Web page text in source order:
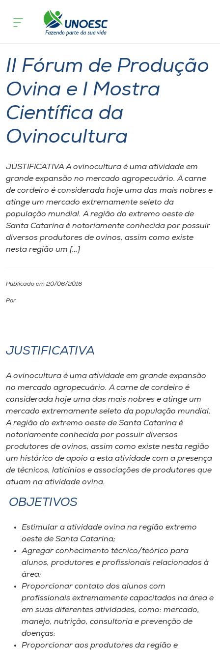
Cursos
Pesquisa
Atendimento ao Estudante
Portal de Ensino
A
Unoesc
Internacionalização
I.nova
Cultura
Editora
Rádio
Museu
Unoesc
o idioma
A+
acontece
São Miguel do Oeste
II Fórum de Produção
Ovina e I Mostra
Científica da
Ovinocultura
JUSTIFICATIVA A ovinocultura é uma atividade em
grande expansão no mercado agropecuário. A carne
de cordeiro é considerada hoje uma das mais nobres e
atinge um mercado extremamente seleto da
população mundial. A região do extremo oeste de
Santa Catarina é notoriamente conhecida por possuir
diversos produtores de ovinos, assim como existe
nesta região um […]
Publicado em 20/06/2016
Por
JUSTIFICATIVA
A ovinocultura é uma atividade em grande expansão
no mercado agropecuário. A carne de cordeiro é
considerada hoje uma das mais nobres e atinge um
mercado extremamente seleto da população mundial.
A região do extremo oeste de Santa Catarina é
notoriamente conhecida por possuir diversos
produtores de ovinos, assim como existe nesta região
um histórico de apoio a esta atividade com a presença
de técnicos, laticínios e associações de produtores que
atuam na atividade ovina.
OBJETIVOS
Estimular a atividade ovina na região extremo
oeste de Santa Catarina;
Agregar conhecimento técnico/teórico para
alunos, produtores e profissionais relacionados à
área;
Proporcionar contato dos alunos com
profissionais extremamente capacitados na área e
em suas diferentes atividades, como: mercado,
manejo, nutrição, consultoria e prevenção de
doenças;
Proporcionar aos produtores da região e